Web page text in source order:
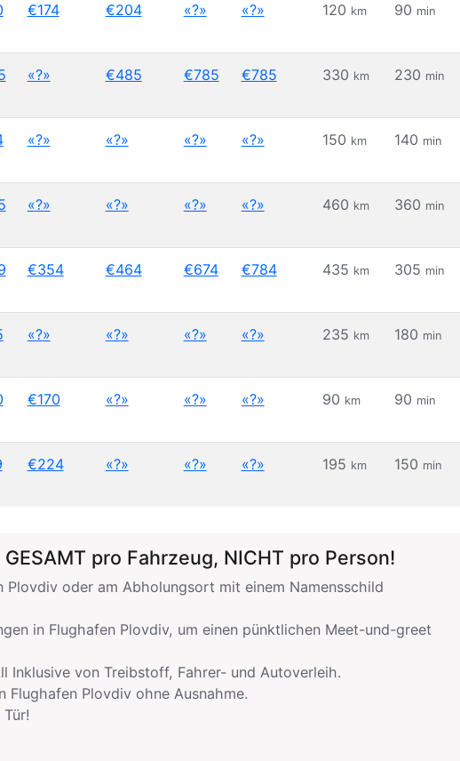
€174 €204 «?» «?» 120 km 90 min
«?» €485 €785 €785 330 km 230 min
«?» «?» «?» «?» 150 km 140 min
«?» «?» «?» «?» 460 km 360 min
€354 €464 €674 €784 435 km 305 min
«?» «?» «?» «?» 235 km 180 min
€170 «?» «?» «?» 90 km 90 min
€224 «?» «?» «?» 195 km 150 min
pro Fahrzeug, NICHT pro Person!
oder am Abholungsort mit einem Namensschild
in Flughafen Plovdiv, um einen pünktlichen Meet-und-greet
Inklusive von Treibstoff, Fahrer- und Autoverleih.
Plovdiv ohne Ausnahme.